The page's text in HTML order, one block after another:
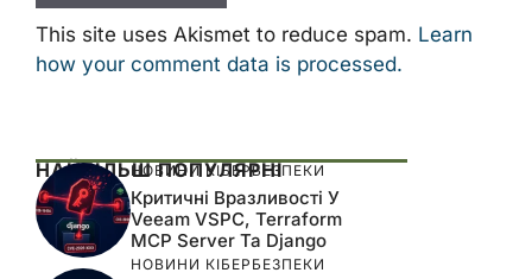
This site uses Akismet to reduce spam. Learn
how your comment data is processed.
НАЙБІЛЬШ ПОПУЛЯРНІ
НОВИНИ КІБЕРБЕЗПЕКИ
Критичні Вразливості У
Veeam VSPC, Terraform
MCP Server Та Django
НОВИНИ КІБЕРБЕЗПЕКИ